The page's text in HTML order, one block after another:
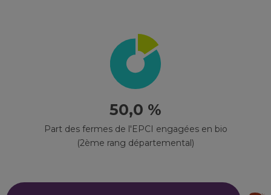
50,0 %
Part des fermes de l'EPCI engagées en bio
(2ème rang départemental)